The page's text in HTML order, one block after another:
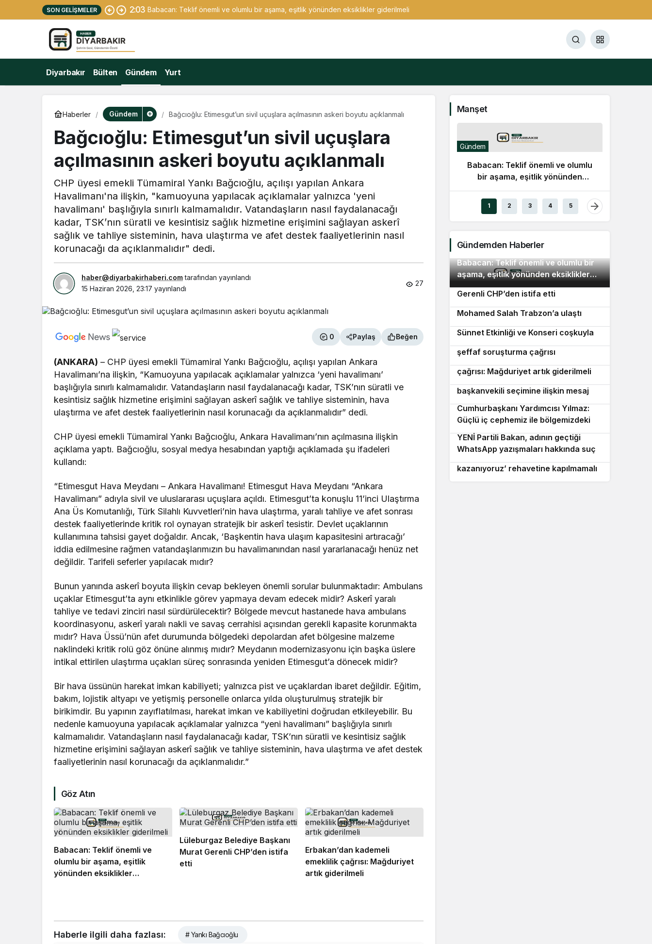
SON GELIŞMELER 2:03 Babacan: Teklif önemli ve olumlu bir aşama, eşitlik yönünden eksiklikler giderilmeli
Diyarbakır Bülten Gündem Yurt
Haberler Gündem Bağcıoğlu: Etimesgut’un sivil uçuşlara açılmasının askeri boyutu açıklanmalı
Bağcıoğlu: Etimesgut’un sivil uçuşlara
açılmasının askeri boyutu açıklanmalı
CHP üyesi emekli Tümamiral Yankı Bağcıoğlu, açılışı yapılan Ankara
Havalimanı'na ilişkin, "kamuoyuna yapılacak açıklamalar yalnızca 'yeni
havalimanı' başlığıyla sınırlı kalmamalıdır. Vatandaşların nasıl faydalanacağı
kadar, TSK’nın süratli ve kesintisiz sağlık hizmetine erişimini sağlayan askerî
sağlık ve tahliye sisteminin, hava ulaştırma ve afet destek faaliyetlerinin nasıl
korunacağı da açıklanmalıdır" dedi.
haber@diyarbakirhaberi.comtarafından yayınlandı
15 Haziran 2026, 23:17 yayınlandı
27
0 Paylaş Beğen
(ANKARA) – CHP üyesi emekli Tümamiral Yankı Bağcıoğlu, açılışı yapılan Ankara
Havalimanı’na ilişkin, “Kamuoyuna yapılacak açıklamalar yalnızca ‘yeni havalimanı’
başlığıyla sınırlı kalmamalıdır. Vatandaşların nasıl faydalanacağı kadar, TSK’nın süratli ve
kesintisiz sağlık hizmetine erişimini sağlayan askerî sağlık ve tahliye sisteminin, hava
ulaştırma ve afet destek faaliyetlerinin nasıl korunacağı da açıklanmalıdır” dedi.
CHP üyesi emekli Tümamiral Yankı Bağcıoğlu, Ankara Havalimanı’nın açılmasına ilişkin
açıklama yaptı. Bağcıoğlu, sosyal medya hesabından yaptığı açıklamada şu ifadeleri
kullandı:
“Etimesgut Hava Meydanı – Ankara Havalimanı! Etimesgut Hava Meydanı “Ankara
Havalimanı” adıyla sivil ve uluslararası uçuşlara açıldı. Etimesgut’ta konuşlu 11’inci Ulaştırma
Ana Üs Komutanlığı, Türk Silahlı Kuvvetleri’nin hava ulaştırma, yaralı tahliye ve afet sonrası
destek faaliyetlerinde kritik rol oynayan stratejik bir askerî tesistir. Devlet uçaklarının
kullanımına tahsisi gayet doğaldır. Ancak, ‘Başkentin hava ulaşım kapasitesini artıracağı’
iddia edilmesine rağmen vatandaşlarımızın bu havalimanından nasıl yararlanacağı henüz net
değildir. Tarifeli seferler yapılacak mıdır?
Bunun yanında askerî boyuta ilişkin cevap bekleyen önemli sorular bulunmaktadır: Ambulans
uçaklar Etimesgut’ta aynı etkinlikle görev yapmaya devam edecek midir? Askerî yaralı
tahliye ve tedavi zinciri nasıl sürdürülecektir? Bölgede mevcut hastanede hava ambulans
koordinasyonu, askerî yaralı nakli ve savaş cerrahisi açısından gerekli kapasite korunmakta
mıdır? Hava Üssü’nün afet durumunda bölgedeki depolardan afet bölgesine malzeme
naklindeki kritik rolü göz önüne alınmış mıdır? Meydanın modernizasyonu için başka üslere
intikal ettirilen ulaştırma uçakları süreç sonrasında yeniden Etimesgut’a dönecek midir?
Bir hava üssünün harekat imkan kabiliyeti; yalnızca pist ve uçaklardan ibaret değildir. Eğitim,
bakım, lojistik altyapı ve yetişmiş personelle onlarca yılda oluşturulmuş stratejik bir
birikimdir. Bu yapının zayıflatılması, harekat imkan ve kabiliyetini doğrudan etkileyebilir. Bu
nedenle kamuoyuna yapılacak açıklamalar yalnızca “yeni havalimanı” başlığıyla sınırlı
kalmamalıdır. Vatandaşların nasıl faydalanacağı kadar, TSK’nın süratli ve kesintisiz sağlık
hizmetine erişimini sağlayan askerî sağlık ve tahliye sisteminin, hava ulaştırma ve afet destek
faaliyetlerinin nasıl korunacağı da açıklanmalıdır.”
Göz Atın
Babacan: Teklif önemli ve
olumlu bir aşama, eşitlik
yönünden eksiklikler
Lüleburgaz Belediye Başkanı
Murat Gerenli CHP’den istifa
etti
Erbakan’dan kademeli
emeklilik çağrısı: Mağduriyet
artık giderilmeli
Haberle ilgili daha fazlası: # Yankı Bağcıoğlu
Manşet
Gündem
Babacan: Teklif önemli ve olumlu
bir aşama, eşitlik yönünden
eksiklikler giderilmeli
1 2 3 4 5
Gündemden Haberler
Babacan: Teklif önemli ve olumlu bir
aşama, eşitlik yönünden eksiklikler
giderilmeli
2
Lüleburgaz Belediye Başkanı Murat
Gerenli CHP’den istifa etti
3
Mohamed Salah Trabzon’a ulaştı
5 Ağustos Dünya Sivaslılar Günü
Sünnet Etkinliği ve Konseri coşkuyla
kutlandı
Van’da Rojin Kabaiş için etkin ve
şeffaf soruşturma çağrısı
Erbakan’dan kademeli emeklilik
çağrısı: Mağduriyet artık giderilmeli
Sinem Dedetaş’tan Üsküdar’daki
başkanvekili seçimine ilişkin mesaj
8
Cumhurbaşkanı Yardımcısı Yılmaz:
Güçlü iç cephemiz ile bölgemizdeki
emperyalist tuzakları boşa çıkarmaya
devam edeceğiz
9
YENİ Partili Bakan, adının geçtiği
WhatsApp yazışmaları hakkında suç
duyurusunda bulundu
10
Muharrem İnce: Muhalefet ‘nasıl olsa
kazanıyoruz’ rehavetine kapılmamalı